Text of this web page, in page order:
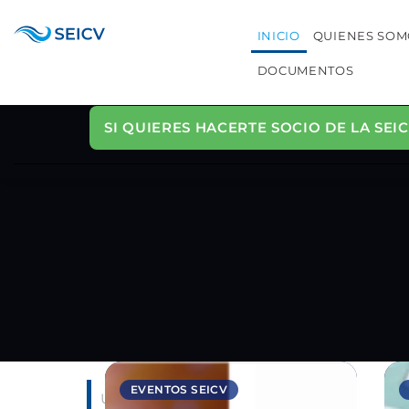
INICIO QUIENES
DOCUMENTOS
SI QUIERES HACERTE SOCIO DE LA
Ú
V
EVENTOS SEICV